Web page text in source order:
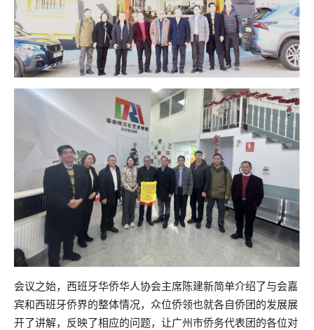
会议之始，西班牙华侨华人协会主席陈建新简单介绍了与会嘉
宾和西班牙侨界的整体情况，众位侨领也就各自侨团的发展展
开了讲解，反映了相应的问题，让广州市侨务代表团的各位对